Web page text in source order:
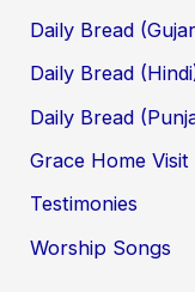
Daily Bread
Daily Bread
Daily Bread
Grace Home Visit
Testimonies
Worship Songs